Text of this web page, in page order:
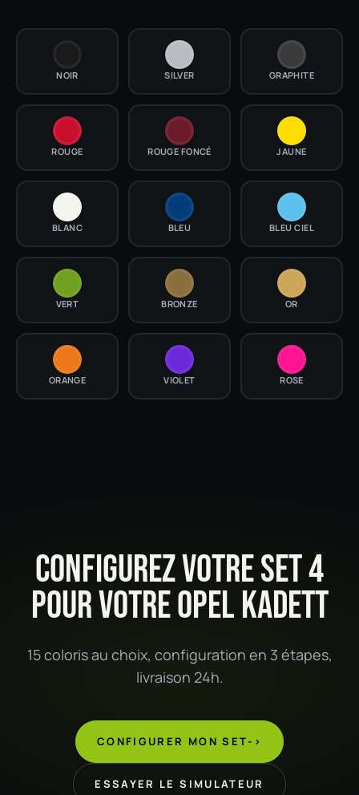
NOIR SILVER GRAPHITE
ROUGE ROUGE FONCÉ JAUNE
BLANC BLEU BLEU CIEL
VERT BRONZE OR
ORANGE VIOLET ROSE
CONFIGUREZ VOTRE SET 4
POUR VOTRE OPEL KADETT
15 coloris au choix, configuration en 3 étapes,
livraison 24h.
CONFIGURER MON SET->
ESSAYER LE SIMULATEUR